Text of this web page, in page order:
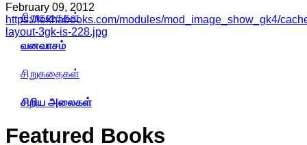
February 09, 2012
https://lekhabooks.com/modules/mod_image_show_gk4/
layout-3gk-is-228.jpg
சிறுகதைகள்
வனவாசம்
சிறுகதைகள்
சிறிய அலைகள்
Featured Books